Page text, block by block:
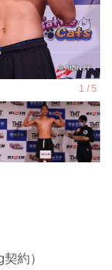
約）